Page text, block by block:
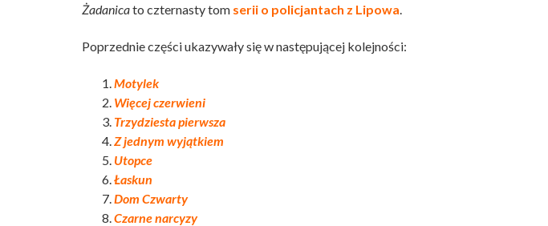
Żadanicato czternasty tom serii o policjantach z Lipowa
Poprzednie części ukazywały się w następującej kolejności:
Motylek
Więcej czerwieni
Trzydziesta pierwsza
Z jednym wyjątkiem
Utopce
Łaskun
Dom Czwarty
Czarne narcyzy